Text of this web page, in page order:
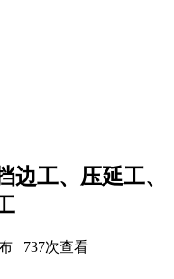
边工、压延工、
737次查看